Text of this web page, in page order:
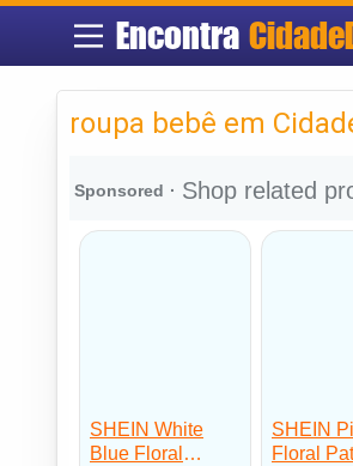
Encontra
roupa bebê em